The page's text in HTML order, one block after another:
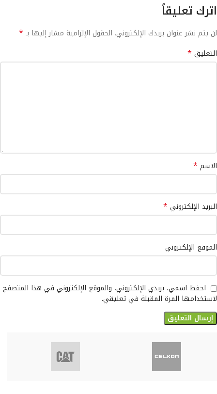
اترك تعليقاً
لن يتم نشر عنوان بريدك الإلكتروني. الحقول الإلزامية مشار إليها بـ *
التعليق *
الاسم *
البريد الإلكتروني *
الموقع الإلكتروني
احفظ اسمي، بريدي الإلكتروني، والموقع الإلكتروني في هذا المتصفح
لاستخدامها المرة المقبلة في تعليقي.